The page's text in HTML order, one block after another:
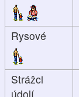
Rysové
Strážci
údolí